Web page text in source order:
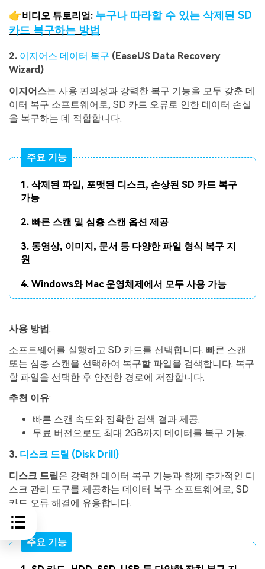
👉비디오 튜토리얼: 누구나 따라할 수 있는 삭제된 SD
카드 복구하는 방법
2. 이지어스 데이터 복구 (EaseUS Data Recovery
Wizard)
이지어스는 사용 편의성과 강력한 복구 기능을 모두 갖춘 데
이터 복구 소프트웨어로, SD 카드 오류로 인한 데이터 손실
을 복구하는 데 적합합니다.
주요 기능
1. 삭제된 파일, 포맷된 디스크, 손상된 SD 카드 복구
가능
2. 빠른 스캔 및 심층 스캔 옵션 제공
3. 동영상, 이미지, 문서 등 다양한 파일 형식 복구 지
원
4. Windows와 Mac 운영체제에서 모두 사용 가능
사용 방법:
소프트웨어를 실행하고 SD 카드를 선택합니다. 빠른 스캔
또는 심층 스캔을 선택하여 복구할 파일을 검색합니다. 복구
할 파일을 선택한 후 안전한 경로에 저장합니다.
추천 이유:
빠른 스캔 속도와 정확한 검색 결과 제공.
무료 버전으로도 최대 2GB까지 데이터를 복구 가능.
3. 디스크 드릴 (Disk Drill)
디스크 드릴은 강력한 데이터 복구 기능과 함께 추가적인 디
스크 관리 도구를 제공하는 데이터 복구 소프트웨어로, SD
카드 오류 해결에 유용합니다.
주요 기능